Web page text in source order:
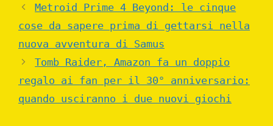
Metroid Prime 4 Beyond: le cinque
cose da sapere prima di gettarsi nella
nuova avventura di Samus
Tomb Raider, Amazon fa un doppio
regalo ai fan per il 30° anniversario:
quando usciranno i due nuovi giochi